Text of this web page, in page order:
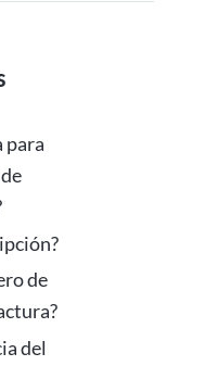
para
de
del